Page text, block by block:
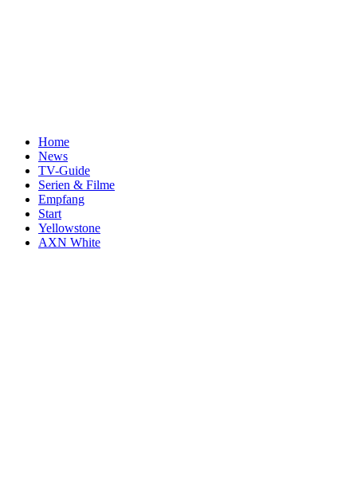
Home
News
TV-Guide
Serien & Filme
Empfang
Start
Yellowstone
AXN White